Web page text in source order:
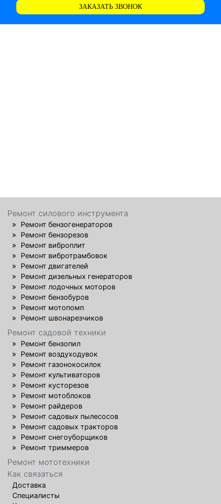
ЗАКАЗАТЬ ЗВОНОК
Ремонт силового инструмента
Ремонт бензогенераторов
Ремонт бензорезов
Ремонт виброплит
Ремонт вибротрамбовок
Ремонт двигателей
Ремонт дизельных генераторов
Ремонт лодочных моторов
Ремонт бензобуров
Ремонт мотопомп
Ремонт швонарезчиков
Ремонт садовой техники
Ремонт бензопил
Ремонт воздуходувок
Ремонт газонокосилок
Ремонт культиваторов
Ремонт кусторезов
Ремонт мотоблоков
Ремонт райдеров
Ремонт садовых пылесосов
Ремонт садовых тракторов
Ремонт снегоуборщиков
Ремонт триммеров
Ремонт мототехники
Как связаться
Доставка
Специалисты